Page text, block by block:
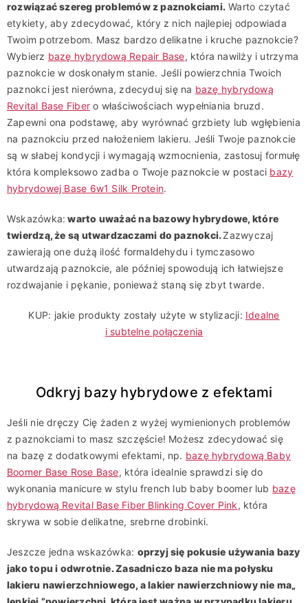
rozwiązać szereg problemów z paznokciami. Warto czytać
etykiety, aby zdecydować, który z nich najlepiej odpowiada
Twoim potrzebom. Masz bardzo delikatne i kruche paznokcie?
Wybierz bazę hybrydową Repair Base, która nawilży i utrzyma
paznokcie w doskonałym stanie. Jeśli powierzchnia Twoich
paznokci jest nierówna, zdecyduj się na bazę hybrydową
Revital Base Fibero właściwościach wypełniania bruzd.
Zapewni ona podstawę, aby wyrównać grzbiety lub wgłębienia
na paznokciu przed nałożeniem lakieru. Jeśli Twoje paznokcie
są w słabej kondycji i wymagają wzmocnienia, zastosuj formułę
która kompleksowo zadba o Twoje paznokcie w postaci bazy
hybrydowej Base 6w1 Silk Protein.
Wskazówka: warto uważać na bazowy hybrydowe, które
twierdzą, że są utwardzaczami do paznokci.Zazwyczaj
zawierają one dużą ilość formaldehydu i tymczasowo
utwardzają paznokcie, ale później spowodują ich łatwiejsze
rozdwajanie i pękanie, ponieważ staną się zbyt twarde.
KUP: jakie produkty zostały użyte w stylizacji: Idealne
i subtelne połączenia
Odkryj bazy hybrydowe z efektami
Jeśli nie dręczy Cię żaden z wyżej wymienionych problemów
z paznokciami to masz szczęście! Możesz zdecydować się
na bazę z dodatkowymi efektami, np. bazę hybrydową Baby
Boomer Base Rose Base, która idealnie sprawdzi się do
wykonania manicure w stylu french lub baby boomer lub bazę
hybrydową Revital Base Fiber Blinking Cover Pink, która
skrywa w sobie delikatne, srebrne drobinki.
Jeszcze jedna wskazówka: oprzyj się pokusie używania bazy
jako topu i odwrotnie. Zasadniczo baza nie ma połysku
lakieru nawierzchniowego, a lakier nawierzchniowy nie ma„